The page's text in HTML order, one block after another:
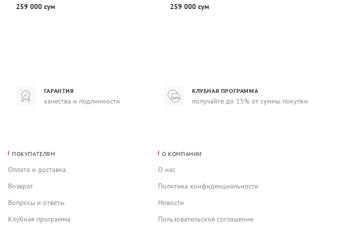
259 000 сум
259 000 сум
ГАРАНТИЯ
качества и подлинности
КЛУБНАЯ ПРОГРАММА
получайте до 15% от суммы покупки
ПОКУПАТЕЛЯМ
Оплата и доставка
Возврат
Вопросы и ответы
Клубная программа
О КОМПАНИИ
О нас
Политика конфиденциальности
Новости
Пользовательское соглашение